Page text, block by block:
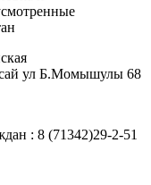
ул Б.Момышулы 68
: 8 (71342)29-2-51